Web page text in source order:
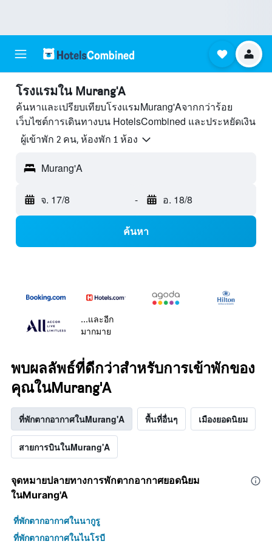
โรงแรมใน Murang'A
ค้นหาและเปรียบเทียบโรงแรมMurang'Aจากกว่าร้อย
เว็บไซต์การเดินทางบน HotelsCombined และประหยัดเงิน
ผู้เข้าพัก 2 คน, ห้องพัก 1 ห้อง
Murang'A
จ. 17/8 - อ. 18/8
ค้นหา
...และอีก
มากมาย
พบผลลัพธ์ที่ดีกว่าสำหรับการเข้าพักของ
คุณในMurang'A
ที่พักตากอากาศในMurang'A พื้นที่อื่นๆ เมืองยอดนิยม
สายการบินในMurang'A
จุดหมายปลายทางการพักตากอากาศยอดนิยม
ในMurang'A
ที่พักตากอากาศในนากูรู
ที่พักตากอากาศในไนโรบี